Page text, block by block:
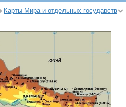
Карты Мира и отдельных государств